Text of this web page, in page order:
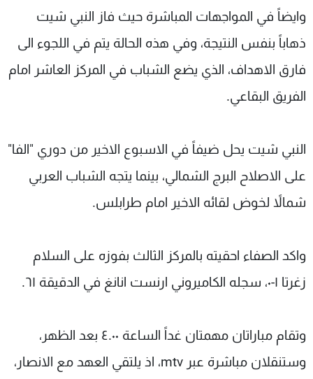
وايضاً في المواجهات المباشرة حيث فاز النبي شيت
ذهاباً بنفس النتيجة، وفي هذه الحالة يتم في اللجوء الى
فارق الاهداف، الذي يضع الشباب في المركز العاشر امام
الفريق البقاعي.
النبي شيت يحل ضيفاً في الاسبوع الاخير من دوري "الفا"
على الاصلاح البرج الشمالي، بينما يتجه الشباب العربي
شمالاً لخوض لقائه الاخير امام طرابلس.
واكد الصفاء احقيته بالمركز الثالث بفوزه على السلام
زغرتا ١-٠، سجله الكاميروني ارنست انانغ في الدقيقة ٦١.
وتقام مباراتان مهمتان غداً الساعة ٤.٠٠ بعد الظهر،
وستنقلان مباشرة عبر mtv، اذ يلتقي العهد مع الانصار،